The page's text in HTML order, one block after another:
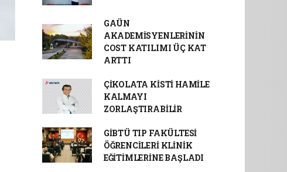
GAÜN
AKADEMİSYENLERİNİN
COST KATILIMI ÜÇ KAT
ARTTI
ÇİKOLATA KİSTİ HAMİLE
KALMAYI
ZORLAŞTIRABİLİR
GİBTÜ TIP FAKÜLTESİ
ÖĞRENCİLERİ KLİNİK
EĞİTİMLERİNE BAŞLADI